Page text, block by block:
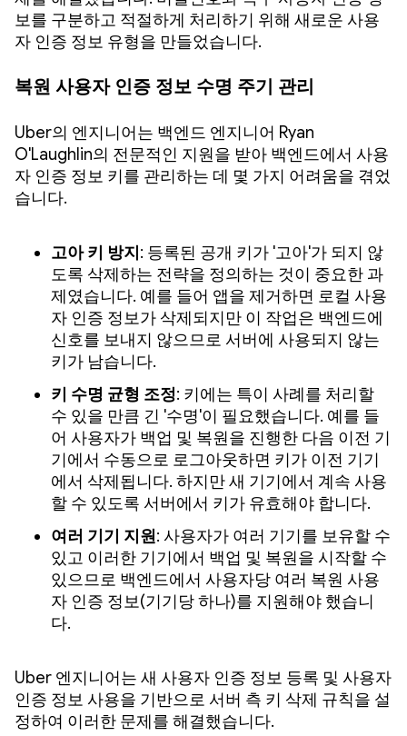
보를 구분하고 적절하게 처리하기 위해 새로운 사용
자 인증 정보 유형을 만들었습니다.
복원 사용자 인증 정보 수명 주기 관리
Uber의 엔지니어는 백엔드 엔지니어 Ryan
O'Laughlin의 전문적인 지원을 받아 백엔드에서 사용
자 인증 정보 키를 관리하는 데 몇 가지 어려움을 겪었
습니다.
고아 키 방지 : 등록된 공개 키가 '고아'가 되지 않
도록 삭제하는 전략을 정의하는 것이 중요한 과
제였습니다. 예를 들어 앱을 제거하면 로컬 사용
자 인증 정보가 삭제되지만 이 작업은 백엔드에
신호를 보내지 않으므로 서버에 사용되지 않는
키가 남습니다.
키 수명 균형 조정: 키에는 특이 사례를 처리할
수 있을 만큼 긴 '수명'이 필요했습니다. 예를 들
어 사용자가 백업 및 복원을 진행한 다음 이전 기
기에서 수동으로 로그아웃하면 키가 이전 기기
에서 삭제됩니다. 하지만 새 기기에서 계속 사용
할 수 있도록 서버에서 키가 유효해야 합니다.
여러 기기 지원: 사용자가 여러 기기를 보유할 수
있고 이러한 기기에서 백업 및 복원을 시작할 수
있으므로 백엔드에서 사용자당 여러 복원 사용
자 인증 정보(기기당 하나)를 지원해야 했습니
다.
Uber 엔지니어는 새 사용자 인증 정보 등록 및 사용자
인증 정보 사용을 기반으로 서버 측 키 삭제 규칙을 설
정하여 이러한 문제를 해결했습니다.